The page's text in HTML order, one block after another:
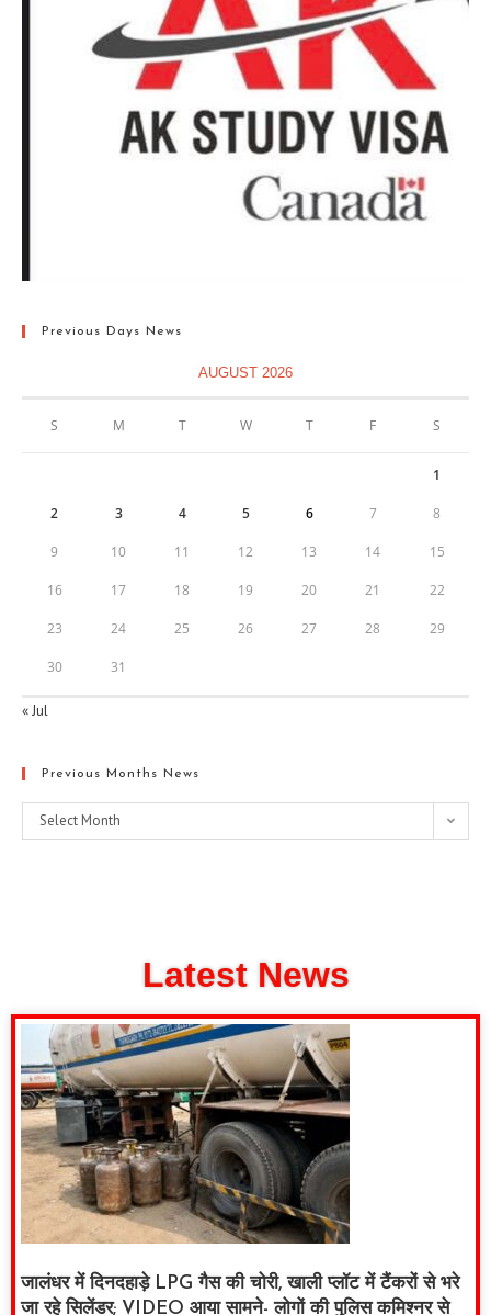
Previous Days News
AUGUST 2026
S M T W T F S
1
2 3 4 5 6 7 8
9 10 11 12 13 14 15
16 17 18 19 20 21 22
23 24 25 26 27 28 29
30 31
« Jul
Previous Months News
Select Month
Latest News
जालंधर में दिनदहाड़े LPG गैस की चोरी, खाली प्लॉट में टैंकरों से भरे
जा रहे सिलेंडर; VIDEO आया सामने- लोगों की पुलिस कमिश्नर से